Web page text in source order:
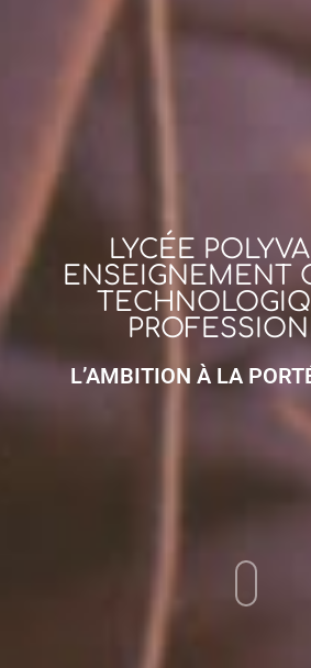
LYCÉE
ENSEIGNEMENT
L’AMBITION À LA